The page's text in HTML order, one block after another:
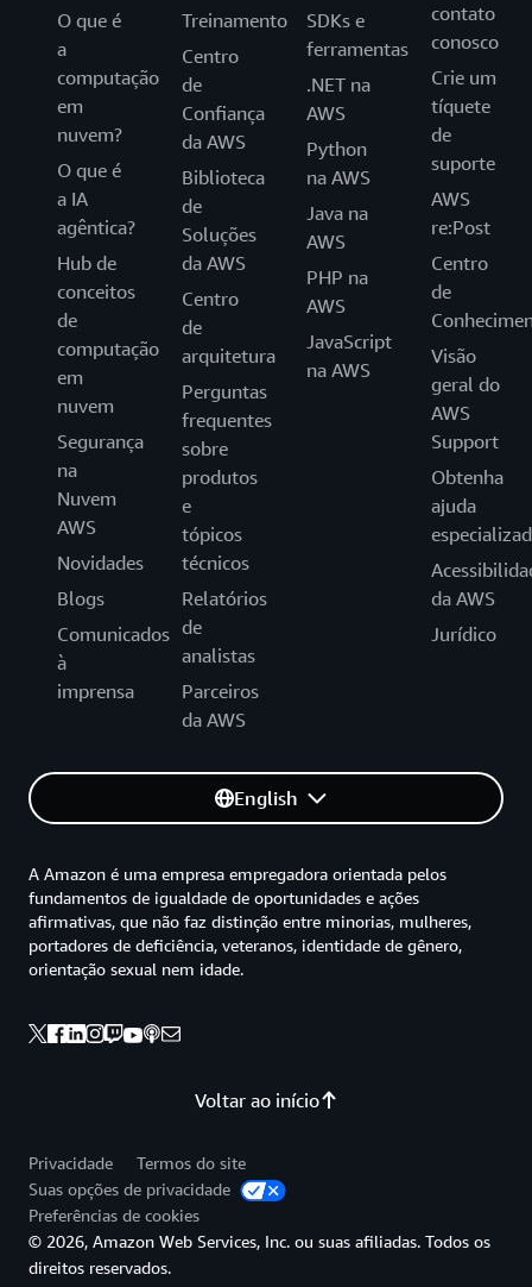
O que é
a
computação
em
nuvem?
O que é
a IA
agêntica?
Hub de
conceitos
de
computação
em
nuvem
Segurança
na
Nuvem
AWS
Novidades
Blogs
Comunicados
à
imprensa
Treinamento
Centro
de
Confiança
da AWS
Biblioteca
de
Soluções
da AWS
Centro
de
arquitetura
Perguntas
frequentes
sobre
produtos
e
tópicos
técnicos
Relatórios
de
analistas
Parceiros
da AWS
SDKs e
ferramentas
.NET na
AWS
Python
na AWS
Java na
AWS
PHP na
AWS
JavaScript
na AWS
contato
conosco
Crie um
tíquete
de
suporte
AWS
re:Post
Centro
de
Visão
geral do
AWS
Support
Obtenha
ajuda
da AWS
Jurídico
English
Voltar ao início
A Amazon é uma empresa empregadora orientada pelos
fundamentos de igualdade de oportunidades e ações
afirmativas, que não faz distinção entre minorias, mulheres,
portadores de deficiência, veteranos, identidade de gênero,
orientação sexual nem idade.
Privacidade
Termos do site
Suas opções de privacidade
Preferências de cookies
© 2026, Amazon Web Services, Inc. ou suas afiliadas. Todos os
direitos reservados.